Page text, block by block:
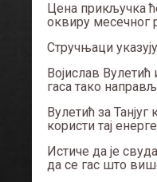
Цена прикључка
оквиру месечног
Стручњаци
Војислав
гаса тако
Вулетић за
користи тај
Истиче да је
да се гас што